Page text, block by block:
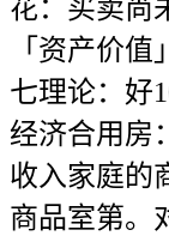
花：买卖尚
「资产价
七理论：好
经济合用房
收入家庭的
商品室第。